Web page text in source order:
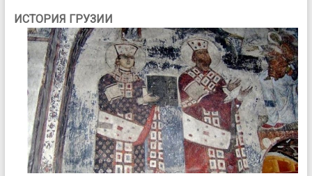
ИСТОРИЯ ГРУЗИИ